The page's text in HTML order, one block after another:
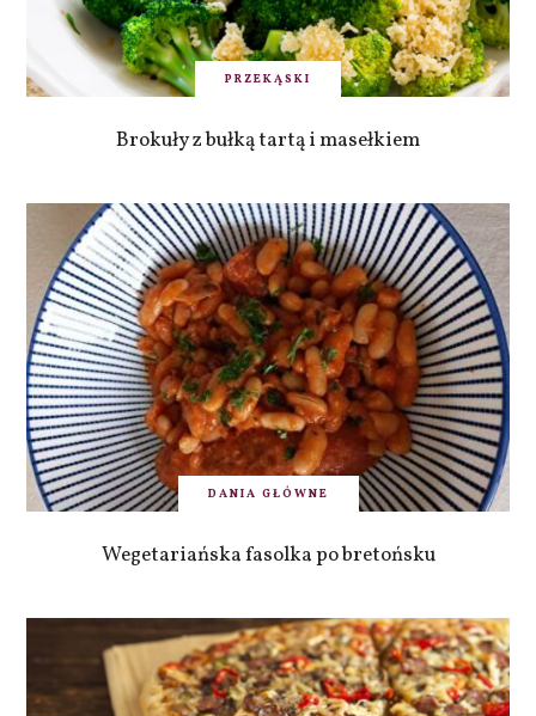
PRZEKĄSKI
Brokuły z bułką tartą i masełkiem
DANIA GŁÓWNE
Wegetariańska fasolka po bretońsku